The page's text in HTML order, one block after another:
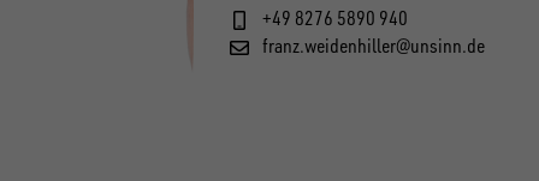
+49 8276 5890 940
franz.weidenhiller@unsinn.de